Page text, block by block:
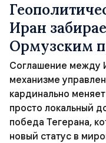
Иран
Ормузским
Соглашение между
механизме
кардинально
просто локальный
победа Тегерана,
новый статус в